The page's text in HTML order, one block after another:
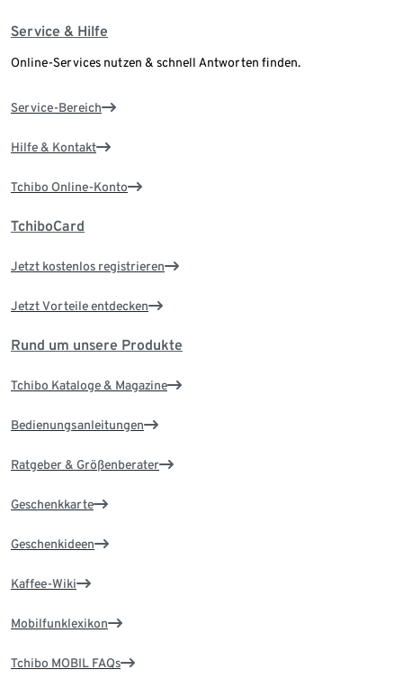
Service & Hilfe
Online-Services nutzen & schnell Antworten finden.
Service-Bereich
Hilfe & Kontakt
Tchibo Online-Konto
TchiboCard
Jetzt kostenlos registrieren
Jetzt Vorteile entdecken
Rund um unsere Produkte
Tchibo Kataloge & Magazine
Bedienungsanleitungen
Ratgeber & Größenberater
Geschenkkarte
Geschenkideen
Kaffee-Wiki
Mobilfunklexikon
Tchibo MOBIL FAQs